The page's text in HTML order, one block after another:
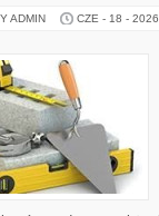
ADMIN CZE - 18 - 2026